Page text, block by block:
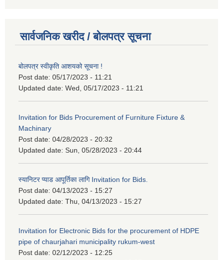
सार्वजनिक खरीद / बोलपत्र सूचना
बोलपत्र स्वीकृति आशयको सूचना !
Post date: 05/17/2023 - 11:21
Updated date: Wed, 05/17/2023 - 11:21
Invitation for Bids Procurement of Furniture Fixture &
Machinary
Post date: 04/28/2023 - 20:32
Updated date: Sun, 05/28/2023 - 20:44
स्यानिटर प्याड आपूर्तिका लागि Invitation for Bids.
Post date: 04/13/2023 - 15:27
Updated date: Thu, 04/13/2023 - 15:27
Invitation for Electronic Bids for the procurement of HDPE
pipe of chaurjahari municipality rukum-west
Post date: 02/12/2023 - 12:25